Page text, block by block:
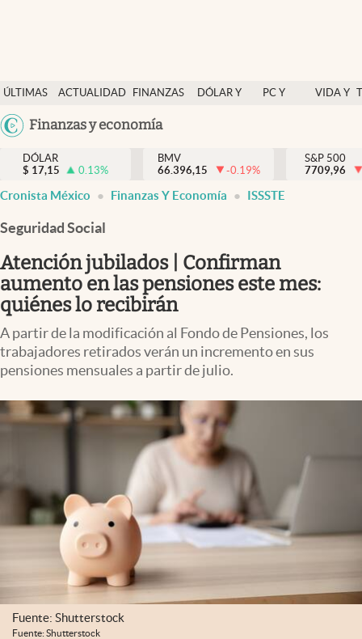
ÚLTIMAS
NOTICIAS
ACTUALIDAD
FINANZAS
DÓLAR Y
PC Y
VIDA Y
México
Finanzas y economía
Actualidad
Finanzas y economía
Dólar y mercados
Pc y celular
Vida y estilo
Tv
Clima
Espiritualidad
DÓLAR
$ 17,15 0.13%
BMV
66.396,15
-0.19%
S&P 500
7709,96
Cronista México Finanzas Y Economía ISSSTE
Seguridad Social
Atención jubilados | Confirman
aumento en las pensiones este mes:
quiénes lo recibirán
A partir de la modificación al Fondo de Pensiones, los
trabajadores retirados verán un incremento en sus
pensiones mensuales a partir de julio.
Fuente: Shutterstock
Fuente: Shutterstock